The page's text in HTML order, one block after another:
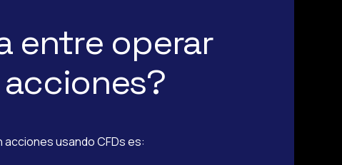
entre operar
usando CFDs es: